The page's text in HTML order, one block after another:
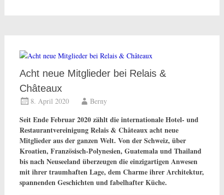
Acht neue Mitglieder bei Relais &
Châteaux
8. April 2020 Berny
Seit Ende Februar 2020 zählt die internationale Hotel- und
Restaurantvereinigung Relais & Châteaux acht neue
Mitglieder aus der ganzen Welt. Von der Schweiz, über
Kroatien, Französisch-Polynesien, Guatemala und Thailand
bis nach Neuseeland überzeugen die einzigartigen Anwesen
mit ihrer traumhaften Lage, dem Charme ihrer Architektur,
spannenden Geschichten und fabelhafter Küche.